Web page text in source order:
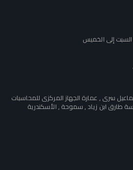
أسماعيل سرى , عمارة الجهاز المركزى للمحاسبات